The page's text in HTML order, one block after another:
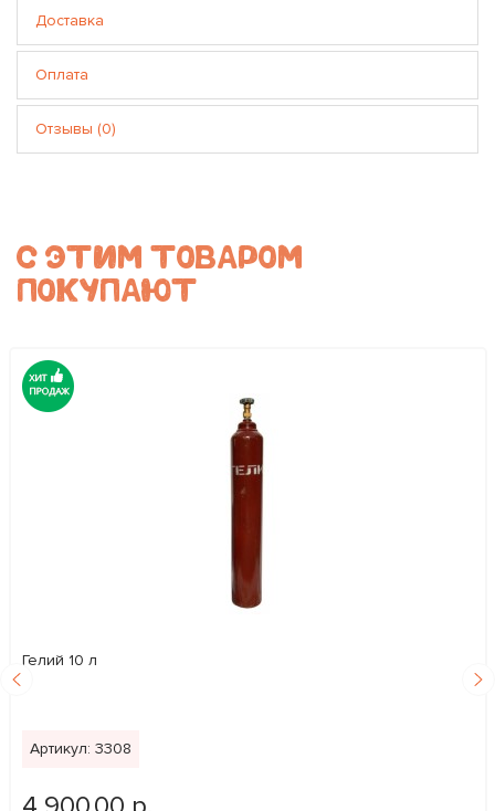
Доставка
Оплата
Отзывы (0)
С ЭТИМ ТОВАРОМ
ПОКУПАЮТ
Гелий 10 л
Артикул: 3308